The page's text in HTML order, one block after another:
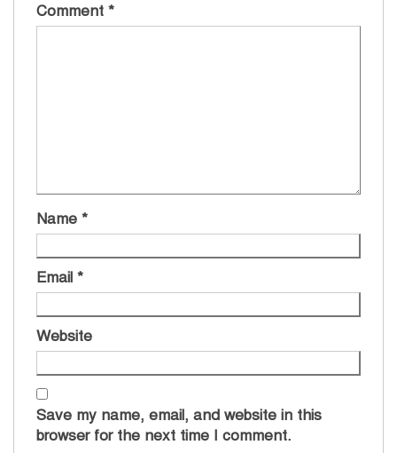
Comment *
Name *
Email *
Website
Save my name, email, and website in this
browser for the next time I comment.